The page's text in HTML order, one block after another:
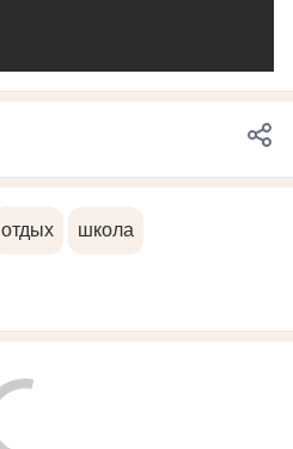
отдых школа